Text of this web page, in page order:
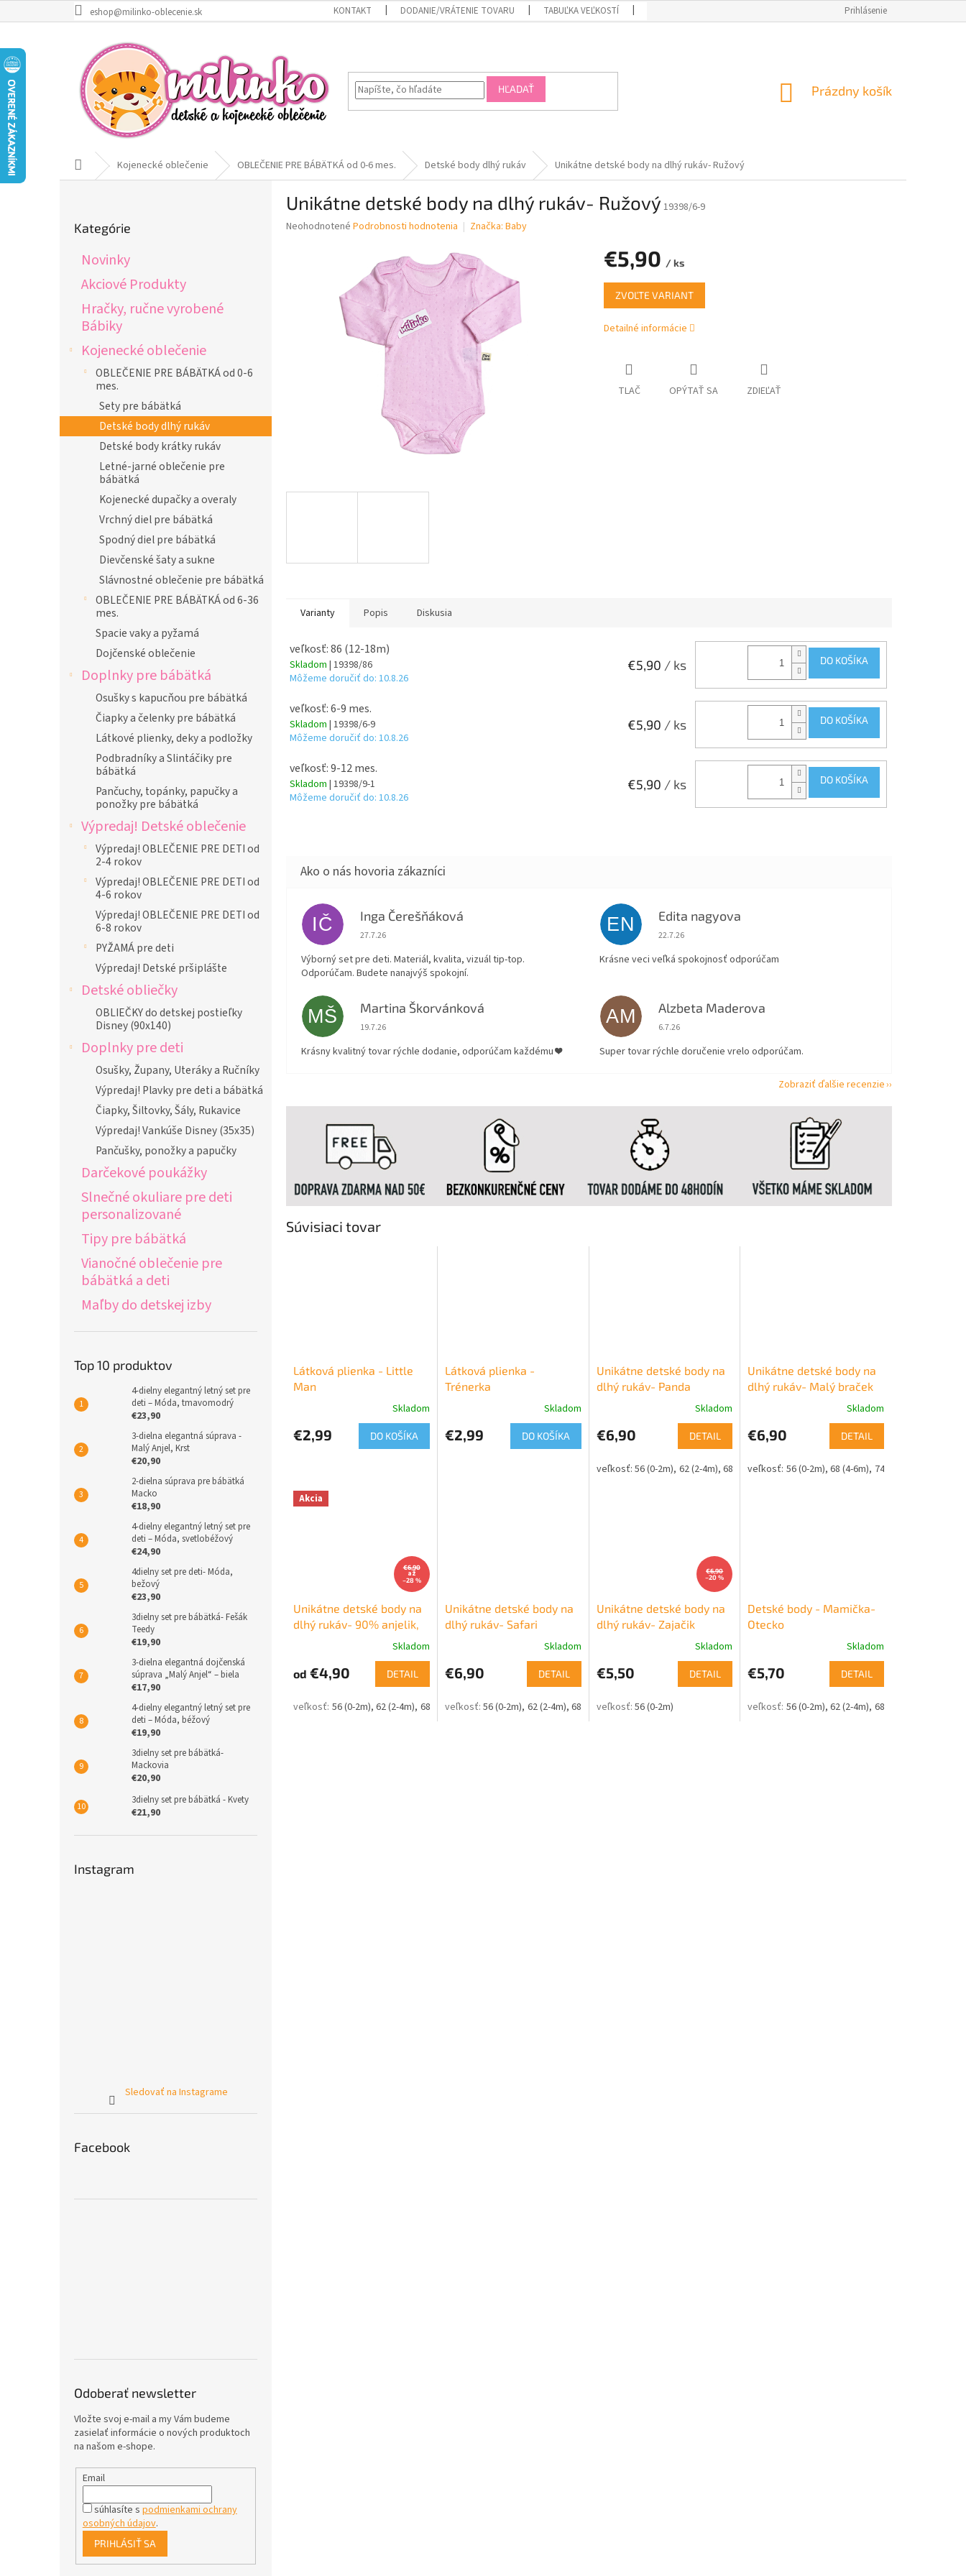
na
eshop@milinko-oblecenie.sk KONTAKT DODANIE/VRÁTENIE TOVARU TABUĽKA VEĽKOSTÍ NAPÍSALI O NÁS
Prihlásenie
HĽADAŤ
NÁKUPNÝ
Prázdny košík
DomovKojenecké oblečenie OBLEČENIE PRE BÁBÄTKÁ od 0-6 mes. Detské body dlhý rukáv Unikátne detské body na dlhý rukáv- Ružový
kategórie
Kategórie
Novinky
Akciové Produkty
Hračky, ručne vyrobené
Bábiky
Kojenecké oblečenie
OBLEČENIE PRE BÁBÄTKÁ od 0-6
mes.
Sety pre bábätká
Detské body dlhý rukáv
Detské body krátky rukáv
Letné-jarné oblečenie pre
bábätká
Kojenecké dupačky a overaly
Vrchný diel pre bábätká
Spodný diel pre bábätká
Dievčenské šaty a sukne
Slávnostné oblečenie pre bábätká
OBLEČENIE PRE BÁBÄTKÁ od 6-36
mes.
Spacie vaky a pyžamá
Dojčenské oblečenie
Doplnky pre bábätká
Osušky s kapucňou pre bábätká
Čiapky a čelenky pre bábätká
Látkové plienky, deky a podložky
Podbradníky a Slintáčiky pre
bábätká
Pančuchy, topánky, papučky a
ponožky pre bábätká
Výpredaj! Detské oblečenie
Výpredaj! OBLEČENIE PRE DETI od
2-4 rokov
Výpredaj! OBLEČENIE PRE DETI od
4-6 rokov
Výpredaj! OBLEČENIE PRE DETI od
6-8 rokov
PYŽAMÁ pre deti
Výpredaj! Detské pršiplášte
Detské obliečky
OBLIEČKY do detskej postieľky
Disney (90x140)
Doplnky pre deti
Osušky, Župany, Uteráky a Ručníky
Výpredaj! Plavky pre deti a bábätká
Čiapky, Šiltovky, Šály, Rukavice
Výpredaj! Vankúše Disney (35x35)
Pančušky, ponožky a papučky
Darčekové poukážky
Slnečné okuliare pre deti
personalizované
Tipy pre bábätká
Vianočné oblečenie pre
bábätká a deti
Maľby do detskej izby
Top 10 produktov
4-dielny elegantný letný set pre
deti – Móda, tmavomodrý
€23,90
3-dielna elegantná súprava -
Malý Anjel, Krst
€20,90
2-dielna súprava pre bábätká
Macko
€18,90
4-dielny elegantný letný set pre
deti – Móda, svetlobéžový
€24,90
4dielny set pre deti- Móda,
bežový
€23,90
3dielny set pre bábätká- Fešák
Teedy
€19,90
3-dielna elegantná dojčenská
súprava „Malý Anjel“ – biela
€17,90
4-dielny elegantný letný set pre
deti – Móda, béžový
€19,90
3dielny set pre bábätká-
Mackovia
€20,90
3dielny set pre bábätká - Kvety
€21,90
Instagram
Sledovať na Instagrame
Facebook
Odoberať newsletter
Vložte svoj e-mail a my Vám budeme
zasielať informácie o nových produktoch
na našom e-shope.
Email
súhlasíte s podmienkami ochrany
osobných údajov.
PRIHLÁSIŤ SA
Unikátne detské body na dlhý rukáv- Ružový 19398/6-9
Priemerné
Neohodnotené Podrobnosti hodnotenia Značka: Baby
€5,90 / ks
Jednotková
cena:
ZVOĽTE VARIANT
Detailné informácie
TLAČ OPÝTAŤ SA ZDIEĽAŤ
Súvisiaci tovar
Látková plienka - Little
Man
Skladom
€2,99 DO KOŠÍKA
Látková plienka -
Trénerka
Skladom
€2,99 DO KOŠÍKA
Unikátne detské body na
dlhý rukáv- Panda
Skladom
€6,90 DETAIL
56 (0-2m) 62 (2-4m) 68 (4-6m) 74 (6-9m) 80 (9-12m) 86 (12-18m)
Unikátne detské body na
dlhý rukáv- Malý braček
Skladom
€6,90 DETAIL
56 (0-2m) 68 (4-6m) 74 (6-9m)
Akcia
€6,90
až
–28 %
Unikátne detské body na
dlhý rukáv- 90% anjelik,
Skladom
od €4,90 DETAIL
56 (0-2m) 62 (2-4m) 68 (4-6m) 74 (6-9m) 80 (9-12m) 86 (12-18m)
Unikátne detské body na
dlhý rukáv- Safari
Skladom
€6,90 DETAIL
56 (0-2m) 62 (2-4m) 68 (4-6m) 74 (6-9m) 80 (9-12m)
€6,90
–20 %
Unikátne detské body na
dlhý rukáv- Zajačik
Skladom
€5,50 DETAIL
56 (0-2m)
Detské body - Mamička-
Otecko
Skladom
€5,70 DETAIL
56 (0-2m) 62 (2-4m) 68 (4-6m)
Varianty Popis Diskusia
veľkosť: 86 (12-18m)
Skladom | 19398/86
Môžeme doručiť do: 10.8.26
€5,90 / ks DO KOŠÍKA
veľkosť: 6-9 mes.
Skladom | 19398/6-9
Môžeme doručiť do: 10.8.26
€5,90 / ks DO KOŠÍKA
veľkosť: 9-12 mes.
Skladom | 19398/9-1
Môžeme doručiť do: 10.8.26
€5,90 / ks DO KOŠÍKA
IČ Inga Čerešňáková
Hodnotenie obchodu je 5 z 5 hviezdičiek.
27.7.26
Výborný set pre deti. Materiál, kvalita, vizuál tip-top.
Odporúčam. Budete nanajvýš spokojní.
EN Edita nagyova
Hodnotenie obchodu je 5 z 5 hviezdičiek.
22.7.26
Krásne veci veľká spokojnosť odporúčam
MŠ Martina Škorvánková
Hodnotenie obchodu je 5 z 5 hviezdičiek.
19.7.26
Krásny kvalitný tovar rýchle dodanie, odporúčam každému ❤️
AM Alzbeta Maderova
Hodnotenie obchodu je 5 z 5 hviezdičiek.
6.7.26
Super tovar rýchle doručenie vrelo odporúčam.
Zobraziť ďalšie recenzie